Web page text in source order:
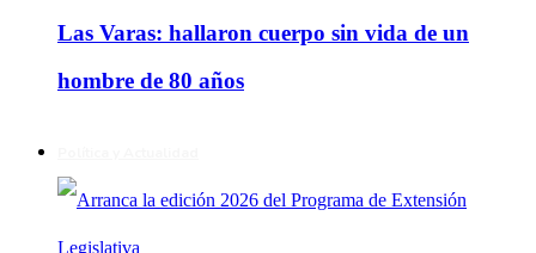
Las Varas: hallaron cuerpo sin vida de un
hombre de 80 años